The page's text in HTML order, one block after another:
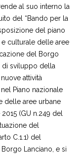
al suo interno la
del “Bando per la
del piano
culturale delle aree
del Borgo
di sviluppo della
attività
Piano nazionale
delle aree urbane
(GU n.249 del
del
C.1.1) del
Lanciano, e si